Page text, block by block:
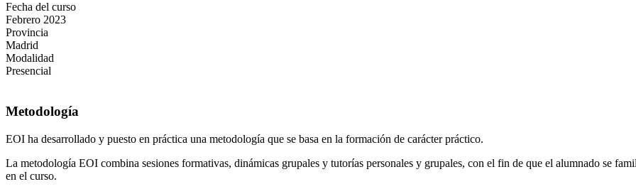
Fecha del curso
Febrero 2023
Provincia
Madrid
Modalidad
Presencial
Metodología
EOI ha desarrollado y puesto en práctica una metodología que se basa en la formación de carácter práctico.
La metodología EOI combina sesiones formativas, dinámicas grupales y tutorías personales y grupales, con el fin de que el alumnado se
en el curso.